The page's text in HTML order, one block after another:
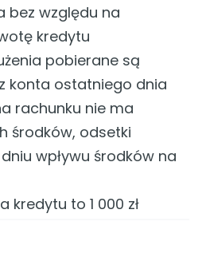
bez względu na
kredytu
pobierane są
konta ostatniego dnia
rachunku nie ma
środków, odsetki
wpływu środków na
kredytu to 1 000 zł